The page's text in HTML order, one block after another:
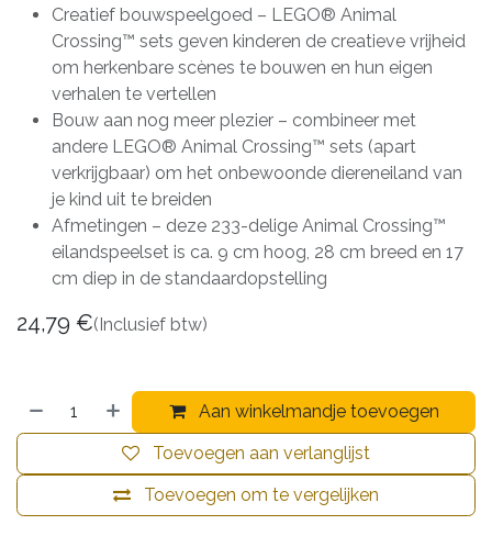
Creatief bouwspeelgoed – LEGO® Animal
Crossing™ sets geven kinderen de creatieve vrijheid
om herkenbare scènes te bouwen en hun eigen
verhalen te vertellen
Bouw aan nog meer plezier – combineer met
andere LEGO® Animal Crossing™ sets (apart
verkrijgbaar) om het onbewoonde diereneiland van
je kind uit te breiden
Afmetingen – deze 233-delige Animal Crossing™
eilandspeelset is ca. 9 cm hoog, 28 cm breed en 17
cm diep in de standaardopstelling
24,79 €(Inclusief btw)
Aan winkelmandje toevoegen
Toevoegen om te vergelijken
Toevoegen aan verlanglijst